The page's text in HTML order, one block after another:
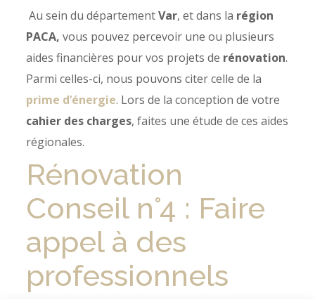
Au sein du départementVar, et dans la région
PACA, vous pouvez percevoir une ou plusieurs
aides financières pour vos projets de rénovation.
Parmi celles-ci, nous pouvons citer celle de la
prime d’énergie. Lors de la conception de votre
cahier des charges, faites une étude de ces aides
régionales.
Rénovation
Conseil n°4 : Faire
appel à des
professionnels